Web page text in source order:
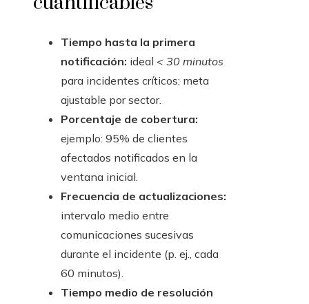
Tiempo hasta la primera
notificación: ideal < 30 minutos
para incidentes críticos; meta
ajustable por sector.
Porcentaje de cobertura:
ejemplo: 95% de clientes
afectados notificados en la
ventana inicial.
Frecuencia de actualizaciones:
intervalo medio entre
comunicaciones sucesivas
durante el incidente (p. ej., cada
60 minutos).
Tiempo medio de resolución